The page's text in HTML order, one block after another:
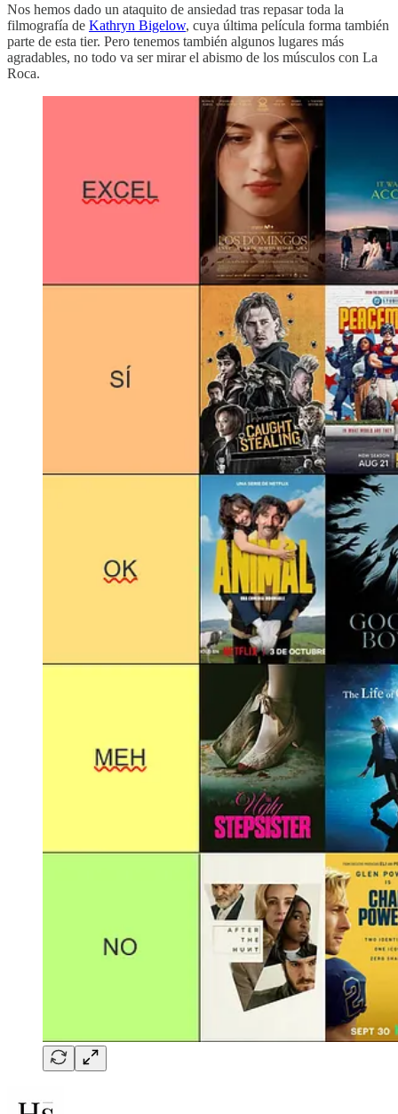
Nos hemos dado un ataquito de ansiedad tras repasar toda la
filmografía de Kathryn Bigelow, cuya última película forma también
parte de esta tier. Pero tenemos también algunos lugares más
agradables, no todo va ser mirar el abismo de los músculos con La
Roca.